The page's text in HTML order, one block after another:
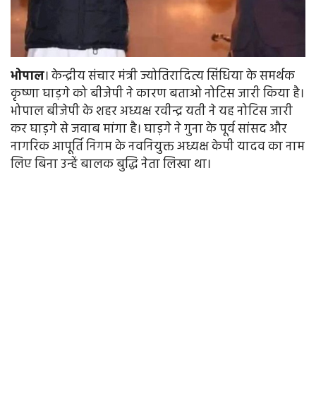
भोपाल। केन्द्रीय संचार मंत्री ज्योतिरादित्य सिंधिया के समर्थक
कृष्णा घाड़गे को बीजेपी ने कारण बताओ नोटिस जारी किया है।
भोपाल बीजेपी के शहर अध्यक्ष रवीन्द्र यती ने यह नोटिस जारी
कर घाड़गे से जवाब मांगा है। घाड़गे ने गुना के पूर्व सांसद और
नागरिक आपूर्ति निगम के नवनियुक्त अध्यक्ष केपी यादव का नाम
लिए बिना उन्हें बालक बुद्धि नेता लिखा था।